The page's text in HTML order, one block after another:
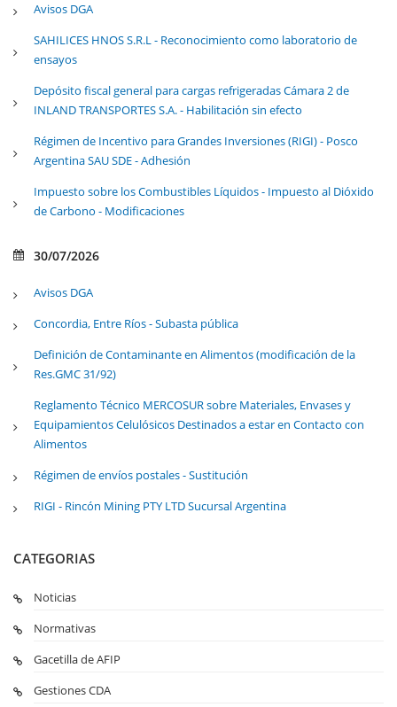
Avisos DGA
SAHILICES HNOS S.R.L - Reconocimiento como laboratorio de
ensayos
Depósito fiscal general para cargas refrigeradas Cámara 2 de
INLAND TRANSPORTES S.A. - Habilitación sin efecto
Régimen de Incentivo para Grandes Inversiones (RIGI) - Posco
Argentina SAU SDE - Adhesión
Impuesto sobre los Combustibles Líquidos - Impuesto al Dióxido
de Carbono - Modificaciones
30/07/2026
Avisos DGA
Concordia, Entre Ríos - Subasta pública
Definición de Contaminante en Alimentos (modificación de la
Res.GMC 31/92)
Reglamento Técnico MERCOSUR sobre Materiales, Envases y
Equipamientos Celulósicos Destinados a estar en Contacto con
Alimentos
Régimen de envíos postales - Sustitución
RIGI - Rincón Mining PTY LTD Sucursal Argentina
CATEGORIAS
Noticias
Normativas
Gacetilla de AFIP
Gestiones CDA